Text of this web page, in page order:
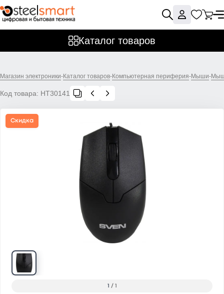
Каталог товаров
Магазин электроники-Каталог товаров-Компьютерная периферия-Мыши-
Код товара: НТ30141
Скидка
1 / 1